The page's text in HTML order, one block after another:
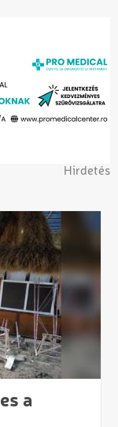
Hirdetés
a